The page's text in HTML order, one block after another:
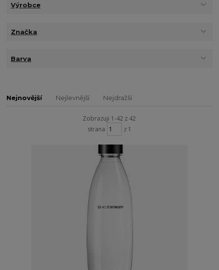
Výrobce
Značka
Barva
Nejnovější Nejlevnější Nejdražší
Zobrazuji 1-42 z 42
strana
z 1